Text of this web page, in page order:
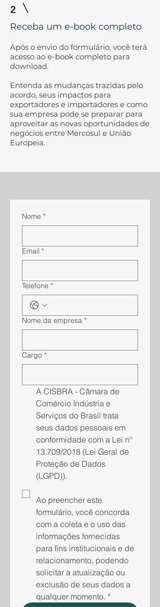
2
Receba um e-book completo
Após o envio do formulário, você terá
acesso ao e-book completo para
download.
Entenda as mudanças trazidas pelo
acordo, seus impactos para
exportadores e importadores e como
sua empresa pode se preparar para
aproveitar as novas oportunidades de
negócios entre Mercosul e União
Europeia.
Nome *
Email *
Telefone *
Nome da empresa *
Cargo *
A CISBRA - Câmara de
Comércio Indústria e
Serviços do Brasil trata
seus dados pessoais em
conformidade com a Lei nº
13.709/2018 (Lei Geral de
Proteção de Dados
(LGPD)).
Ao preencher este
formulário, você concorda
com a coleta e o uso das
informações fornecidas
para fins institucionais e de
relacionamento, podendo
solicitar a atualização ou
exclusão de seus dados a
qualquer momento. *